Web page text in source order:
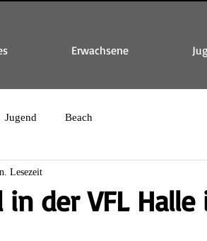
Erwachsene
Jugend Beach
in der VFL
Lesezeit